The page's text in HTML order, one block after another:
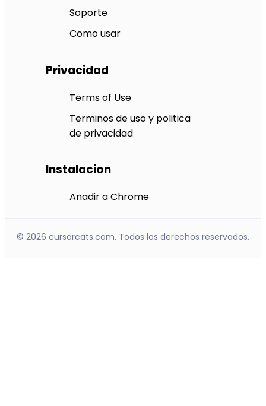
Soporte
Como usar
Privacidad
Terms of Use
Terminos de uso y politica
de privacidad
Instalacion
Anadir a Chrome
© 2026 cursorcats.com. Todos los derechos reservados.